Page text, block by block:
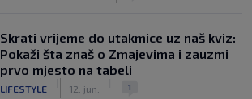
Skrati vrijeme do utakmice uz naš kviz:
Pokaži šta znaš o Zmajevima i zauzmi
prvo mjesto na tabeli
LIFESTYLE 12. jun. 1